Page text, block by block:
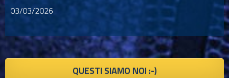
03/03/2026
QUESTI SIAMO NOI :-)